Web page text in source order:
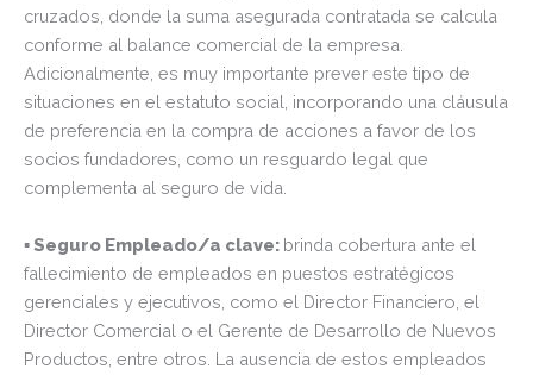
cruzados, donde la suma asegurada contratada se calcula
conforme al balance comercial de la empresa.
Adicionalmente, es muy importante prever este tipo de
situaciones en el estatuto social, incorporando una cláusula
de preferencia en la compra de acciones a favor de los
socios fundadores, como un resguardo legal que
complementa al seguro de vida.
▪ Seguro Empleado/a clave: brinda cobertura ante el
fallecimiento de empleados en puestos estratégicos
gerenciales y ejecutivos, como el Director Financiero, el
Director Comercial o el Gerente de Desarrollo de Nuevos
Productos, entre otros. La ausencia de estos empleados